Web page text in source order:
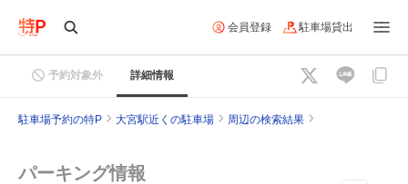
会員登録 駐車場貸出
予約対象外 詳細情報
駐車場予約の特P 大宮駅近くの駐車場 周辺の検索結果
パーキング情報